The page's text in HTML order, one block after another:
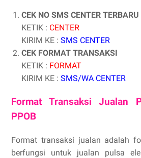
CEK NO SMS CENTER TERBARU
KETIK : CENTER
KIRIM KE : SMS CENTER
CEK FORMAT TRANSAKSI
KETIK : FORMAT
KIRIM KE : SMS/WA CENTER
Format Transaksi Jualan
PPOB
Format transaksi jualan adalah
berfungsi untuk jualan pulsa